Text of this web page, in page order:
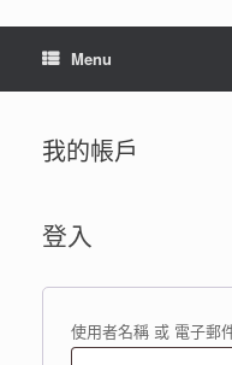
Menu
我的帳戶
登入
使用者名稱 或 電子郵